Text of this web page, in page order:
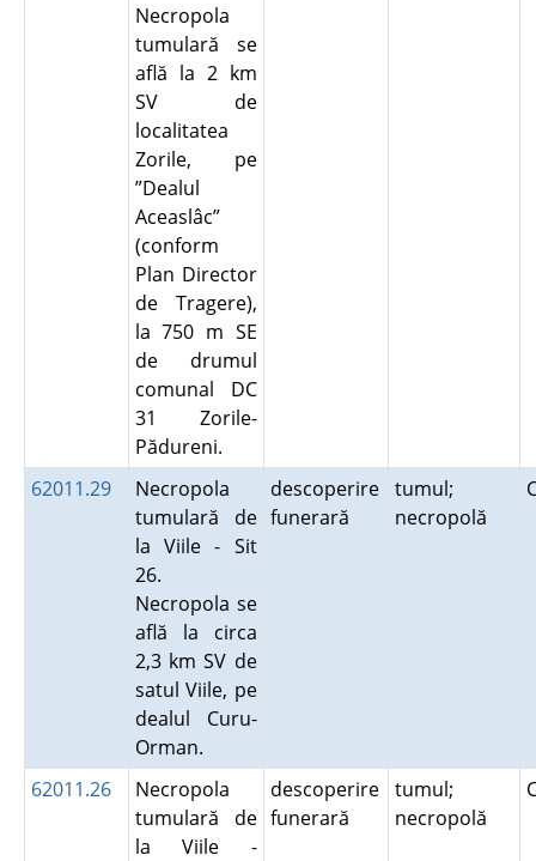
Necropola
tumulară se
află la 2 km
SV de
localitatea
Zorile, pe
”Dealul
Aceaslâc”
(conform
Plan Director
de Tragere),
la 750 m SE
de drumul
comunal DC
31 Zorile-
Pădureni.
62011.29
Necropola
tumulară de
la Viile - Sit
26.
Necropola se
află la circa
2,3 km SV de
satul Viile, pe
dealul Curu-
Orman.
descoperire
funerară
tumul;
necropolă
62011.26
Necropola
tumulară de
la Viile -
descoperire
funerară
tumul;
necropolă